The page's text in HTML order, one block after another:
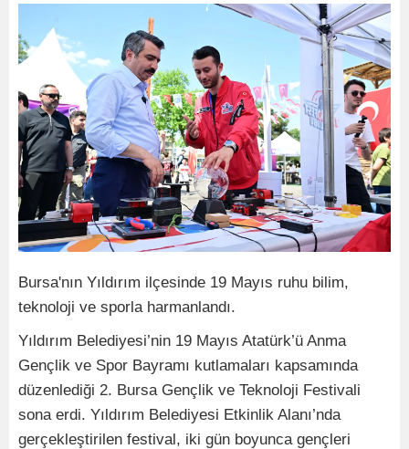
Bursa'nın Yıldırım ilçesinde 19 Mayıs ruhu bilim,
teknoloji ve sporla harmanlandı.
Yıldırım Belediyesi’nin 19 Mayıs Atatürk’ü Anma
Gençlik ve Spor Bayramı kutlamaları kapsamında
düzenlediği 2. Bursa Gençlik ve Teknoloji Festivali
sona erdi. Yıldırım Belediyesi Etkinlik Alanı’nda
gerçekleştirilen festival, iki gün boyunca gençleri